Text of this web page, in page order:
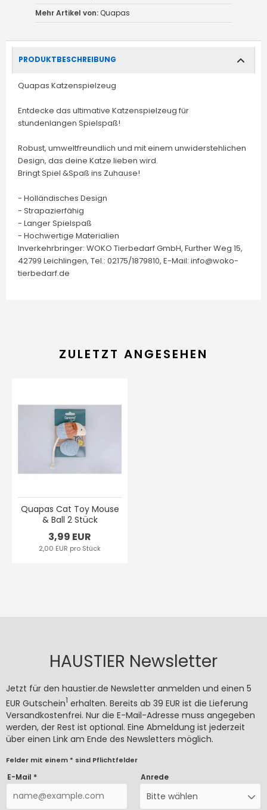
Mehr Artikel von: Quapas
PRODUKTBESCHREIBUNG
Quapas Katzenspielzeug
Entdecke das ultimative Katzenspielzeug für
stundenlangen Spielspaß!
Robust, umweltfreundlich und mit einem unwiderstehlichen
Design, das deine Katze lieben wird.
Bringt Spiel &Spaß ins Zuhause!
- Holländisches Design
- Strapazierfähig
- Langer Spielspaß
- Hochwertige Materialien
Inverkehrbringer: WOKO Tierbedarf GmbH, Further Weg 15,
42799 Leichlingen, Tel.: 02175/1879810, E-Mail: info@woko-
tierbedarf.de
ZULETZT ANGESEHEN
Quapas Cat Toy Mouse
& Ball 2 Stück
3,99 EUR
2,00 EUR pro Stück
HAUSTIER Newsletter
Jetzt für den haustier.de Newsletter anmelden und einen 5
EUR Gutschein1 erhalten. Bereits ab 39 EUR ist die Lieferung
Versandkostenfrei. Nur die E-Mail-Adresse muss angegeben
werden, der Rest ist optional. Eine Abmeldung ist jederzeit
über einen Link am Ende des Newsletters möglich.
Felder mit einem * sind Pflichtfelder
E-Mail * Anrede
Bitte wählen